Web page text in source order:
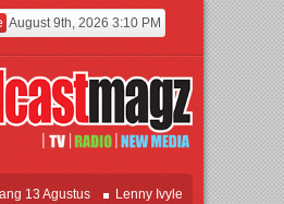
August 9th, 2026 3:10 PM
Agustus Lenny Ivylen: 26 Tahun Jaga